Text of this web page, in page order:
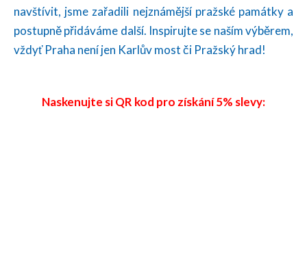
navštívit, jsme zařadili nejznámější pražské památky a
postupně přidáváme další. Inspirujte se naším výběrem,
vždyť Praha není jen Karlův most či Pražský hrad!
Naskenujte si QR kod pro získání 5% slevy: